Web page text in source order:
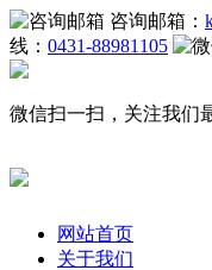
咨询邮箱：
线： 0431-88981105
微信扫一扫，关注我们
网站首页
关于我们